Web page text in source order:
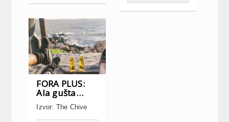
FORA PLUS:
Ala gušta…
Izvor: The Chive